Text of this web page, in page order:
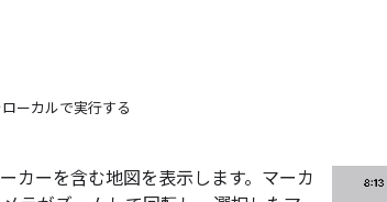
ーカルで実行する
カーを含む地図を表示します。マーカ